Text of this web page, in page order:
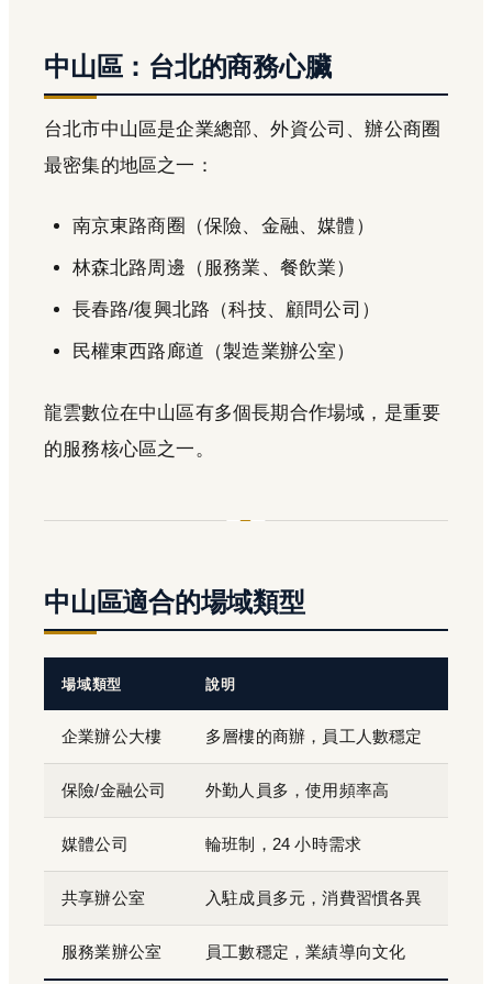
中山區：台北的商務心臟
台北市中山區是企業總部、外資公司、辦公商圈
最密集的地區之一：
南京東路商圈（保險、金融、媒體）
林森北路周邊（服務業、餐飲業）
長春路/復興北路（科技、顧問公司）
民權東西路廊道（製造業辦公室）
龍雲數位在中山區有多個長期合作場域，是重要
的服務核心區之一。
中山區適合的場域類型
場域類型 說明
企業辦公大樓 多層樓的商辦，員工人數穩定
保險/金融公司 外勤人員多，使用頻率高
媒體公司 輪班制，24 小時需求
共享辦公室 入駐成員多元，消費習慣各異
服務業辦公室 員工數穩定，業績導向文化